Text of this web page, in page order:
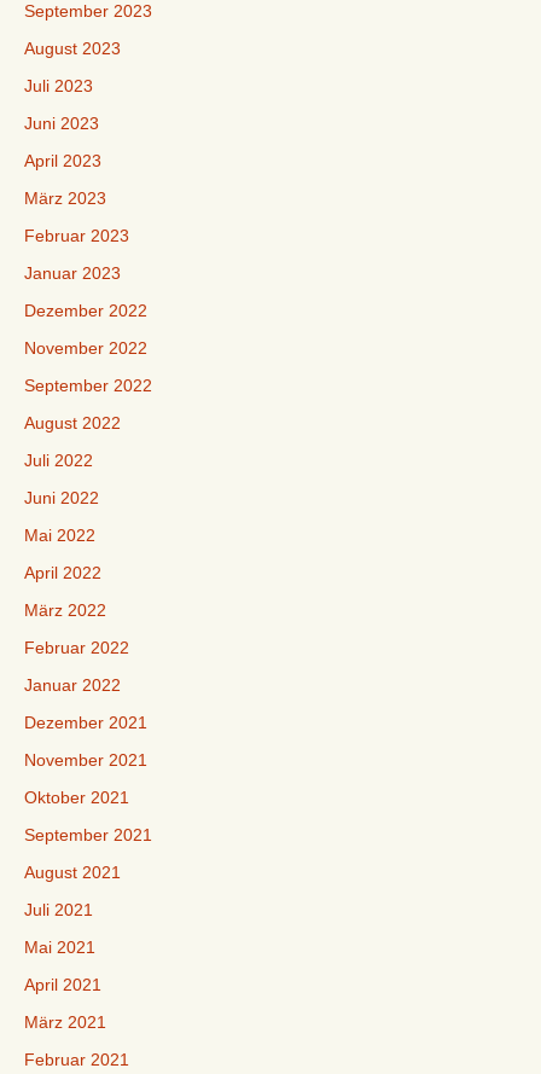
September 2023
August 2023
Juli 2023
Juni 2023
April 2023
März 2023
Februar 2023
Januar 2023
Dezember 2022
November 2022
September 2022
August 2022
Juli 2022
Juni 2022
Mai 2022
April 2022
März 2022
Februar 2022
Januar 2022
Dezember 2021
November 2021
Oktober 2021
September 2021
August 2021
Juli 2021
Mai 2021
April 2021
März 2021
Februar 2021